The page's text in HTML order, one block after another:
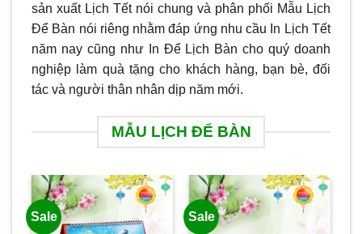
sản xuất Lịch Tết nói chung và phân phối Mẫu Lịch
Để Bàn nói riêng nhằm đáp ứng nhu cầu In Lịch Tết
năm nay cũng như In Để Lịch Bàn cho quý doanh
nghiệp làm quà tặng cho khách hàng, bạn bè, đối
tác và người thân nhân dịp năm mới.
MẪU LỊCH ĐỂ BÀN
Sale Sale